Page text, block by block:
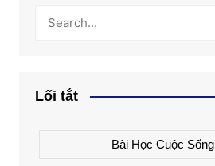
Lối tắt
Bài Học Cuộc Sống